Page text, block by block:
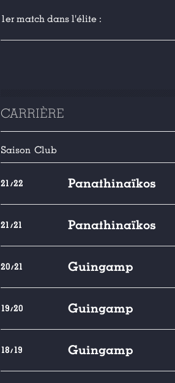
1er match dans l'élite :
CARRIÈRE
Saison Club
21/22 Panathinaïkos
21/21 Panathinaïkos
20/21 Guingamp
19/20 Guingamp
18/19 Guingamp